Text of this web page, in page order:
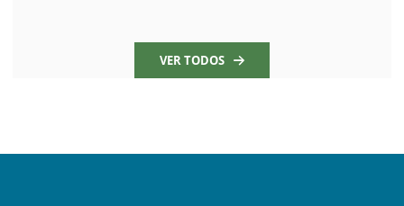
VER TODOS